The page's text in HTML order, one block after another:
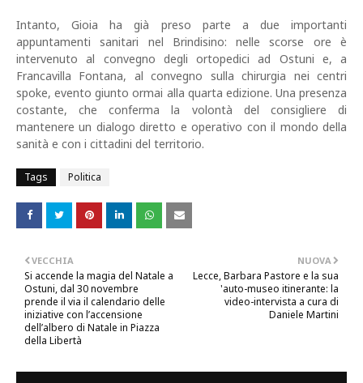
Intanto, Gioia ha già preso parte a due importanti
appuntamenti sanitari nel Brindisino: nelle scorse ore è
intervenuto al convegno degli ortopedici ad Ostuni e, a
Francavilla Fontana, al convegno sulla chirurgia nei centri
spoke, evento giunto ormai alla quarta edizione. Una presenza
costante, che conferma la volontà del consigliere di
mantenere un dialogo diretto e operativo con il mondo della
sanità e con i cittadini del territorio.
Tags Politica
NUOVA
Lecce, Barbara Pastore e la sua
'auto-museo itinerante: la
video-intervista a cura di
Daniele Martini
VECCHIA
Si accende la magia del Natale a
Ostuni, dal 30 novembre
prende il via il calendario delle
iniziative con l’accensione
dell’albero di Natale in Piazza
della Libertà